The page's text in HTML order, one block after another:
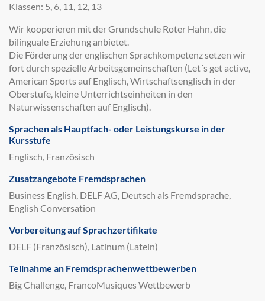
Klassen: 5, 6, 11, 12, 13
Wir kooperieren mit der Grundschule Roter Hahn, die
bilinguale Erziehung anbietet.
Die Förderung der englischen Sprachkompetenz setzen wir
fort durch spezielle Arbeitsgemeinschaften (Let´s get active,
American Sports auf Englisch, Wirtschaftsenglisch in der
Oberstufe, kleine Unterrichtseinheiten in den
Naturwissenschaften auf Englisch).
Sprachen als Hauptfach- oder Leistungskurse in der
Kursstufe
Englisch, Französisch
Zusatzangebote Fremdsprachen
Business English, DELF AG, Deutsch als Fremdsprache,
English Conversation
Vorbereitung auf Sprachzertifikate
DELF (Französisch), Latinum (Latein)
Teilnahme an Fremdsprachenwettbewerben
Big Challenge, FrancoMusiques Wettbewerb